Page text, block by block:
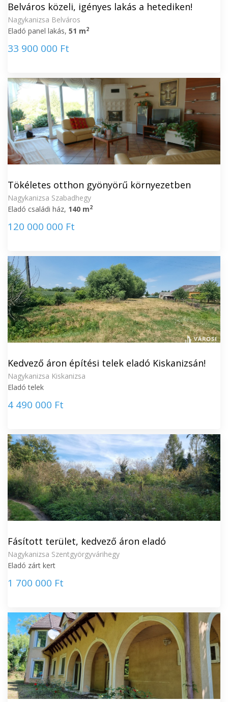
Belváros közeli, igényes lakás a hetediken!
Nagykanizsa Belváros
Eladó panel lakás, 51 m2
33 900 000 Ft
Tökéletes otthon gyönyörű környezetben
Nagykanizsa Szabadhegy
Eladó családi ház, 140 m2
120 000 000 Ft
Kedvező áron építési telek eladó Kiskanizsán!
Nagykanizsa Kiskanizsa
Eladó telek
4 490 000 Ft
Fásított terület, kedvező áron eladó
Nagykanizsa Szentgyörgyvárihegy
Eladó zárt kert
1 700 000 Ft